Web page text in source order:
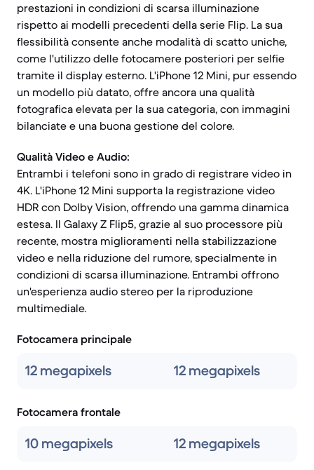
prestazioni in condizioni di scarsa illuminazione
rispetto ai modelli precedenti della serie Flip. La sua
flessibilità consente anche modalità di scatto uniche,
come l'utilizzo delle fotocamere posteriori per selfie
tramite il display esterno. L'iPhone 12 Mini, pur essendo
un modello più datato, offre ancora una qualità
fotografica elevata per la sua categoria, con immagini
bilanciate e una buona gestione del colore.
Qualità Video e Audio:
Entrambi i telefoni sono in grado di registrare video in
4K. L'iPhone 12 Mini supporta la registrazione video
HDR con Dolby Vision, offrendo una gamma dinamica
estesa. Il Galaxy Z Flip5, grazie al suo processore più
recente, mostra miglioramenti nella stabilizzazione
video e nella riduzione del rumore, specialmente in
condizioni di scarsa illuminazione. Entrambi offrono
un'esperienza audio stereo per la riproduzione
multimediale.
Fotocamera principale
12 megapixels 12 megapixels
Fotocamera frontale
10 megapixels 12 megapixels